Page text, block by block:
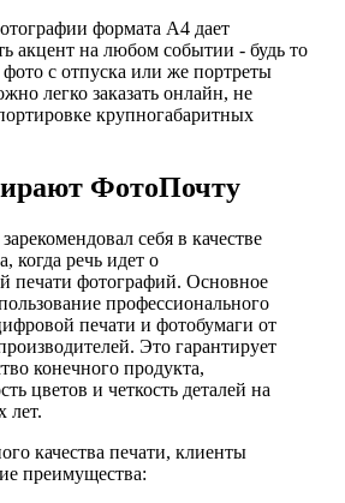
формата А4 дает
акцент на любом событии - будь то
с отпуска или же портреты
легко заказать онлайн, не
крупногабаритных
ФотоПочту
себя в качестве
когда речь идет о
печати фотографий. Основное
профессионального
печати и фотобумаги от
Это гарантирует
конечного продукта,
цветов и четкость деталей на
лет.
качества печати, клиенты
преимущества: